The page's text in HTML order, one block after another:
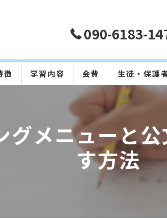
090-6183-
徴 学習内容
数学
会費 生徒・保護
グメニューと
す方法